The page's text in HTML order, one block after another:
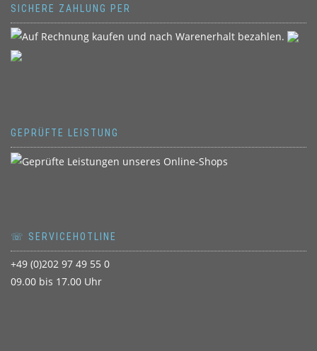
SICHERE ZAHLUNG PER
GEPRÜFTE LEISTUNG
☏ SERVICEHOTLINE
+49 (0)202 97 49 55 0
09.00 bis 17.00 Uhr